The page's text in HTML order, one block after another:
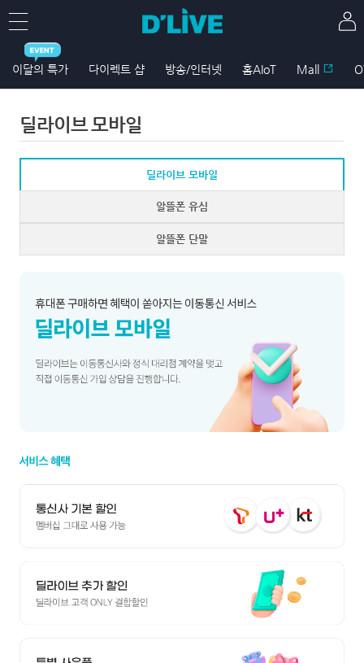
이달의 특가 다이렉트 샵 방송/인터넷 홈AIoT Mall
딜라이브 모바일
딜라이브 모바일
알뜰폰 유심
알뜰폰 단말